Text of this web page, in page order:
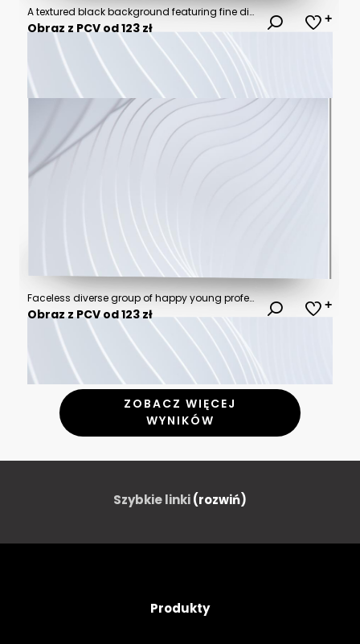
A textured black background featuring fine diagonal ridges, adding depth and a dynamic aesthetic
Obraz z PCV od 123 zł
Faceless diverse group of happy young professional business colleagues having meeting and discussing project plans around wooden table in modern creative open plan office with
Obraz z PCV od 123 zł
ZOBACZ WIĘCEJ
WYNIKÓW
Szybkie linki(rozwiń)
Produkty